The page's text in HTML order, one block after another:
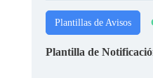
Plantillas de Avisos
Plantilla de